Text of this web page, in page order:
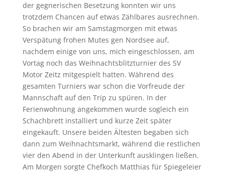
der gegnerischen Besetzung konnten wir uns
trotzdem Chancen auf etwas Zählbares ausrechnen.
So brachen wir am Samstagmorgen mit etwas
Verspätung frohen Mutes gen Nordsee auf,
nachdem einige von uns, mich eingeschlossen, am
Vortag noch das Weihnachtsblitzturnier des SV
Motor Zeitz mitgespielt hatten. Während des
gesamten Turniers war schon die Vorfreude der
Mannschaft auf den Trip zu spüren. In der
Ferienwohnung angekommen wurde sogleich ein
Schachbrett installiert und kurze Zeit später
eingekauft. Unsere beiden Ältesten begaben sich
dann zum Weihnachtsmarkt, während die restlichen
vier den Abend in der Unterkunft ausklingen ließen.
Am Morgen sorgte Chefkoch Matthias für Spiegeleier